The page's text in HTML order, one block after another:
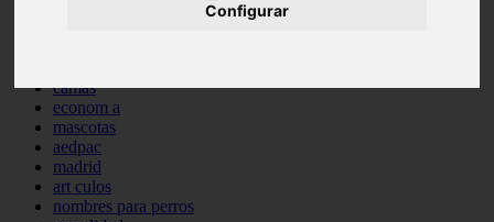
Configurar
camas
econom a
mascotas
aedpac
madrid
art culos
nombres para perros